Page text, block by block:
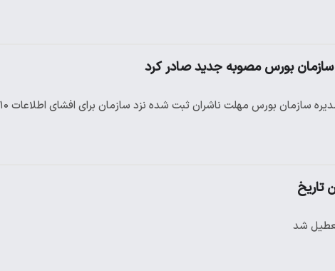
سازمان بورس مصوبه جدید صادر کرد
بورس مهلت ناشران ثبت شده نزد سازمان برای افشای اطلاعات ۱۰ روز تمدید شد
تاریخ
شد